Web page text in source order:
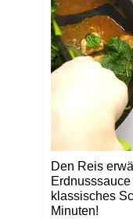
Den Reis
klassisches
Minuten!